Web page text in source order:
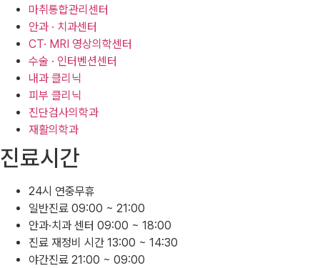
마취통합관리센터
안과 · 치과센터
CT· MRI 영상의학센터
수술 · 인터벤션센터
내과 클리닉
피부 클리닉
진단검사의학과
재활의학과
진료시간
24시 연중무휴
일반진료 09:00 ~ 21:00
안과·치과 센터 09:00 ~ 18:00
진료 재정비 시간 13:00 ~ 14:30
야간진료 21:00 ~ 09:00